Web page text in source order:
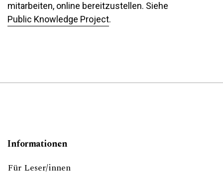
mitarbeiten, online bereitzustellen. Siehe
Public Knowledge Project.
Informationen
Für Leser/innen